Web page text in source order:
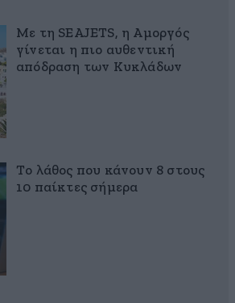
Με τη SEAJETS, η Αμοργός
γίνεται η πιο αυθεντική
απόδραση των Κυκλάδων
Το λάθος που κάνουν 8 στους
10 παίκτες σήμερα